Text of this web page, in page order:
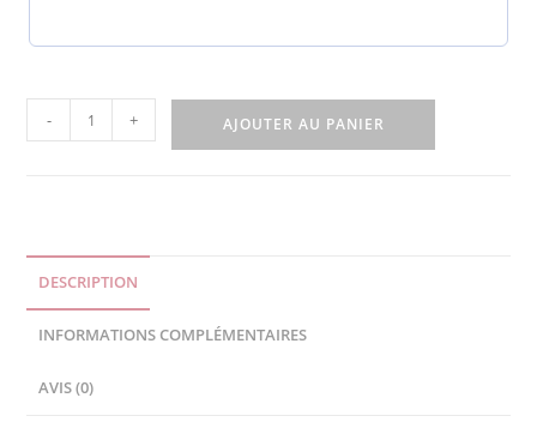
- + AJOUTER AU PANIER
DESCRIPTION
INFORMATIONS COMPLÉMENTAIRES
AVIS (0)